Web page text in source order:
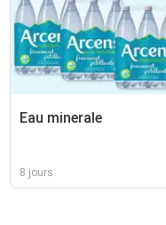
Eau minerale
8 jours